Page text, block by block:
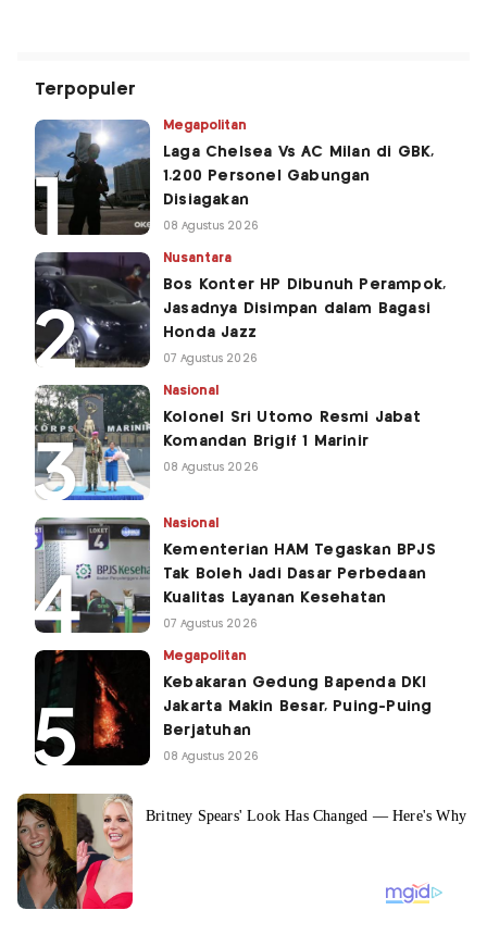
Terpopuler
Megapolitan
Laga Chelsea Vs AC Milan di GBK,
1.200 Personel Gabungan
Disiagakan
08 Agustus 2026
Nusantara
Bos Konter HP Dibunuh Perampok,
Jasadnya Disimpan dalam Bagasi
Honda Jazz
07 Agustus 2026
Nasional
Kolonel Sri Utomo Resmi Jabat
Komandan Brigif 1 Marinir
08 Agustus 2026
Nasional
Kementerian HAM Tegaskan BPJS
Tak Boleh Jadi Dasar Perbedaan
Kualitas Layanan Kesehatan
07 Agustus 2026
Megapolitan
Kebakaran Gedung Bapenda DKI
Jakarta Makin Besar, Puing-Puing
Berjatuhan
08 Agustus 2026